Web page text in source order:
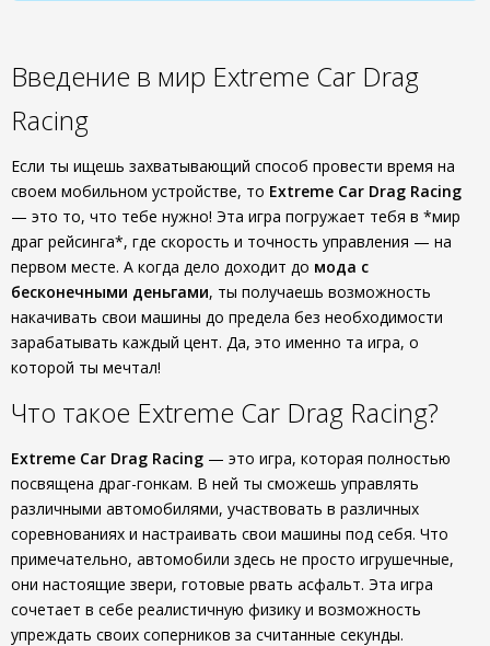
Введение в мир Extreme Car Drag
Racing
Если ты ищешь захватывающий способ провести время на
своем мобильном устройстве, то Extreme Car Drag Racing
— это то, что тебе нужно! Эта игра погружает тебя в *мир
драг рейсинга*, где скорость и точность управления — на
первом месте. А когда дело доходит до мода с
бесконечными деньгами, ты получаешь возможность
накачивать свои машины до предела без необходимости
зарабатывать каждый цент. Да, это именно та игра, о
которой ты мечтал!
Что такое Extreme Car Drag Racing?
Extreme Car Drag Racing — это игра, которая полностью
посвящена драг-гонкам. В ней ты сможешь управлять
различными автомобилями, участвовать в различных
соревнованиях и настраивать свои машины под себя. Что
примечательно, автомобили здесь не просто игрушечные,
они настоящие звери, готовые рвать асфальт. Эта игра
сочетает в себе реалистичную физику и возможность
упреждать своих соперников за считанные секунды.